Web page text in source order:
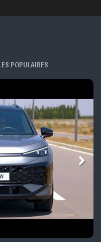
ES POPULAIRES